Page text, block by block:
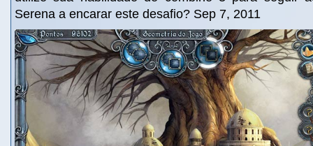
Serena a encarar este desafio? Sep 7, 2011